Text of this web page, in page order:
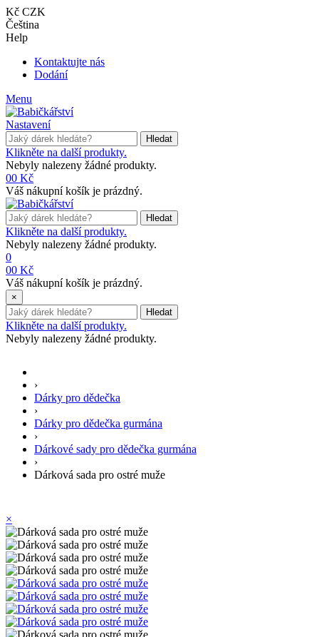
Kč CZK
Čeština
Help
Kontaktujte nás
Dodání
Menu
Nastavení
Hledat
Klikněte na další produkty.
Nebyly nalezeny žádné produkty.
00 Kč
Váš nákupní košík je prázdný.
Hledat
Klikněte na další produkty.
Nebyly nalezeny žádné produkty.
0
00 Kč
Váš nákupní košík je prázdný.
×
Hledat
Klikněte na další produkty.
Nebyly nalezeny žádné produkty.
›
Dárky pro dědečka
›
Dárky pro dědečka gurmána
›
Dárkové sady pro dědečka gurmána
›
Dárková sada pro ostré muže
×